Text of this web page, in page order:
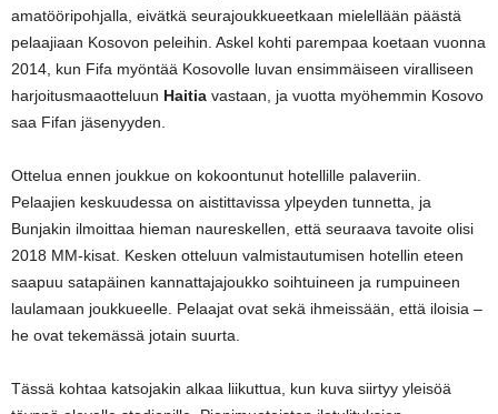
amatööripohjalla, eivätkä seurajoukkueetkaan mielellään päästä
pelaajiaan Kosovon peleihin. Askel kohti parempaa koetaan vuonna
2014, kun Fifa myöntää Kosovolle luvan ensimmäiseen viralliseen
harjoitusmaaotteluun Haitia vastaan, ja vuotta myöhemmin Kosovo
saa Fifan jäsenyyden.
Ottelua ennen joukkue on kokoontunut hotellille palaveriin.
Pelaajien keskuudessa on aistittavissa ylpeyden tunnetta, ja
Bunjakin ilmoittaa hieman naureskellen, että seuraava tavoite olisi
2018 MM-kisat. Kesken otteluun valmistautumisen hotellin eteen
saapuu satapäinen kannattajajoukko soihtuineen ja rumpuineen
laulamaan joukkueelle. Pelaajat ovat sekä ihmeissään, että iloisia –
he ovat tekemässä jotain suurta.
Tässä kohtaa katsojakin alkaa liikuttua, kun kuva siirtyy yleisöä